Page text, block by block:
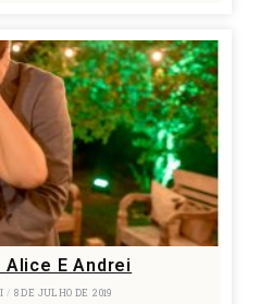
Alice E Andrei
8 DE JULHO DE 2019